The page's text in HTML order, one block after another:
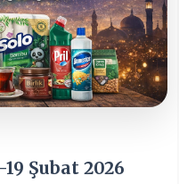
Şubat 2026